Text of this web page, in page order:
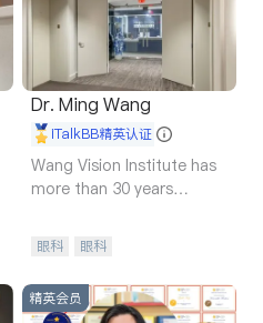
Dr. Ming Wang
iTalkBB精英认证
Wang Vision Institute has
more than 30 years
眼科 眼科
精英会员